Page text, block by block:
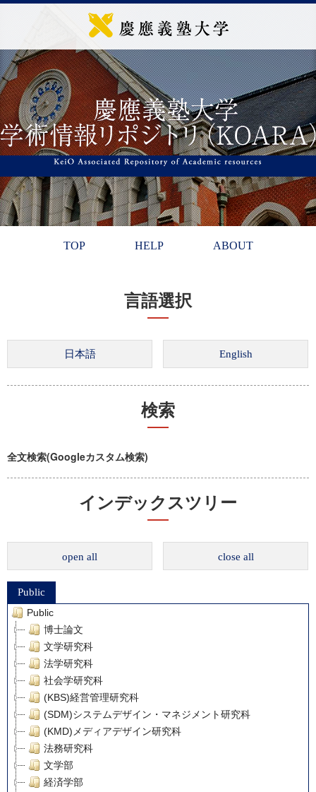
TOP HELP ABOUT
言語選択
検索
全文検索(Googleカスタム検索)
インデックスツリー
open all close all
Public
Public
博士論文
文学研究科
法学研究科
社会学研究科
(KBS)経営管理研究科
(SDM)システムデザイン・マネジメント研究科
(KMD)メディアデザイン研究科
法務研究科
文学部
経済学部